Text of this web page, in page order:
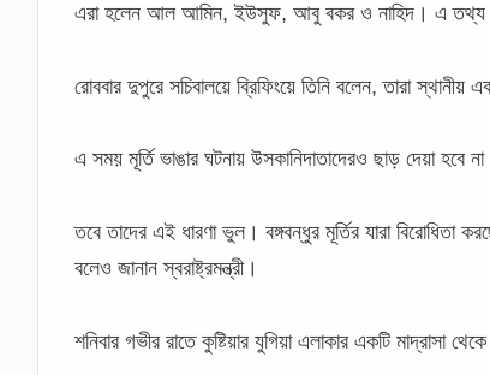
এরা হলেন আল আমিন, ইউসুফ, আবু বকর ও নাহিদ। এ তথ্য
রোববার দুপুরে সচিবালয়ে ব্রিফিংয়ে তিনি বলেন, তারা স্থানীয়
এ সময় মূর্তি ভাঙার ঘটনায় উসকানিদাতাদেরও ছাড় দেয়া হবে
তবে তাদের এই ধারণা ভুল। বঙ্গবন্ধুর মূর্তির যারা বিরোধিতা
বলেও জানান স্বরাষ্ট্রমন্ত্রী।
শনিবার গভীর রাতে কুষ্টিয়ার যুগিয়া এলাকার একটি মাদ্রাসা